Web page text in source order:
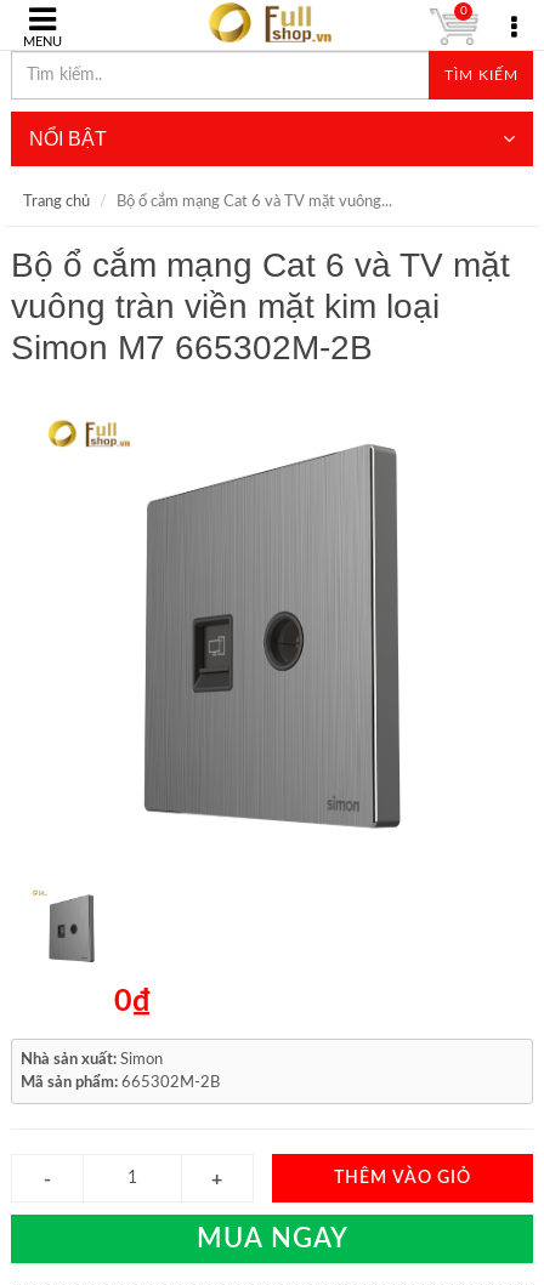
MENU
TÌM KIẾM
0
NỔI BẬT
Trang chủ Bộ ổ cắm mạng Cat 6 và TV mặt vuông...
Bộ ổ cắm mạng Cat 6 và TV mặt
vuông tràn viền mặt kim loại
Simon M7 665302M-2B
0₫
Nhà sản xuất: Simon
Mã sản phẩm: 665302M-2B
THÊM VÀO GIỎ
MUA NGAY